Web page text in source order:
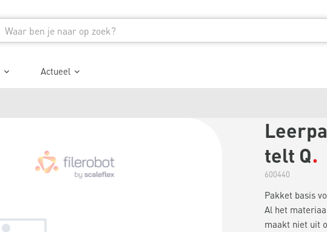
Actueel
telt Q
600440
Pakket basis
Al het
maakt niet uit